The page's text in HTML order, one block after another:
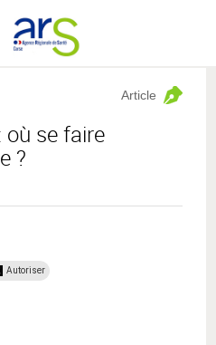
où se faire
?
Article
Autoriser